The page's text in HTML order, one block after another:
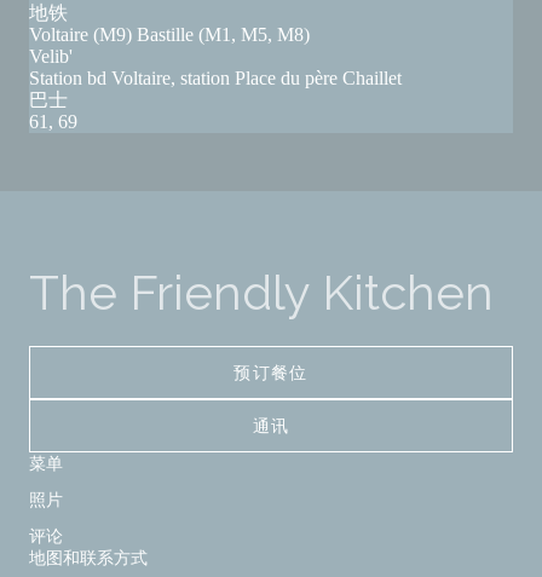
地铁
Voltaire (M9) Bastille (M1, M5, M8)
Velib'
Station bd Voltaire, station Place du père Chaillet
巴士
61, 69
The Friendly Kitchen
预订餐位
通讯
菜单
照片
评论
地图和联系方式